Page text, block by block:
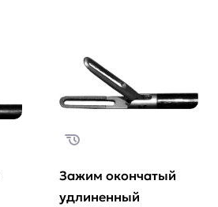
Зажим окончатый
удлиненный